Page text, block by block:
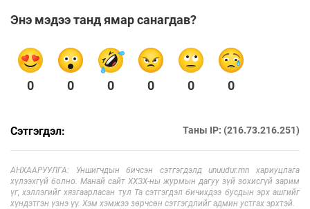
Энэ мэдээ танд ямар санагдав?
0 0 0 0 0 0
Сэтгэгдэл: Таны IP: (216.73.216.251)
АНХААРУУЛГА: Уншигчдын бичсэн сэтгэгдэлд unuudur.mn хариуцлага
хүлээхгүй болно. Манай сайт ХХЗХ-ны журмын дагуу зүй зохисгүй зарим
үг, хэллэгийг хязгаарласан тул Та сэтгэгдэл бичихдээ бусдын эрх ашгийг
хүндэтгэн үзнэ үү. Хэм хэмжээ зөрчсөн сэтгэгдлийг админ устгах эрхтэй.